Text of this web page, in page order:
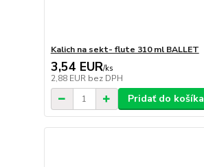
Kalich na sekt- flute 310 ml BALLET
3,54 EUR/ks
2,88 EUR bez DPH
Pridať do košíka